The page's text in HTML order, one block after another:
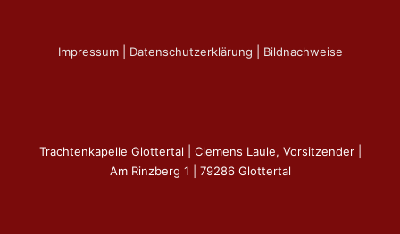
Impressum| Datenschutzerklärung Bildnachweise
Trachtenkapelle Glottertal | Clemens Laule, Vorsitzender |
Am Rinzberg 1 | 79286 Glottertal